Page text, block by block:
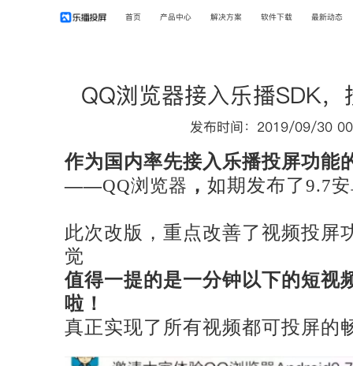
首页 产品中心 解决方案 软件下载 最新动态
QQ浏览器接入乐播SDK
发布时间：2019/09/30
作为国内率先接入乐播投屏功能
——QQ浏览器 ， 如期发布了9.7
此次改版，重点改善了视频投屏
觉
值得一提的是一分钟以下的短视
啦！
真正实现了所有视频都可投屏的